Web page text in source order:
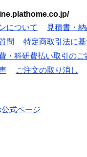
について
見積書・
問
特定商取引法に
・科研費払い取引のご
ご注文の取り消し
式ページ